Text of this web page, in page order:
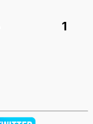
1